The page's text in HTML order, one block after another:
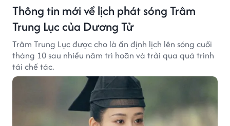
Thông tin mới về lịch phát sóng Trâm
Trung Lục của Dương Tử
Trâm Trung Lục được cho là ấn định lịch lên sóng cuối
tháng 10 sau nhiều năm trì hoãn và trải qua quá trình
tái chế tác.